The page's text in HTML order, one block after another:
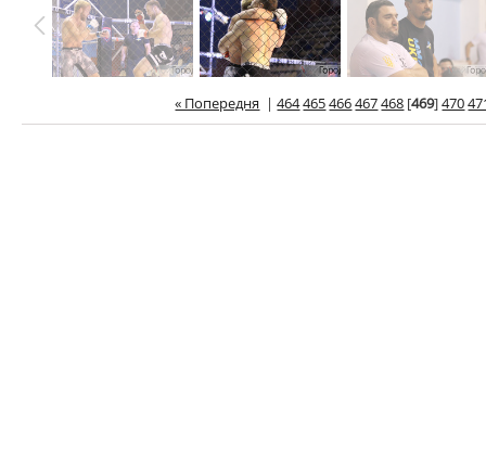
« Попередня |464465466467468 [469]470